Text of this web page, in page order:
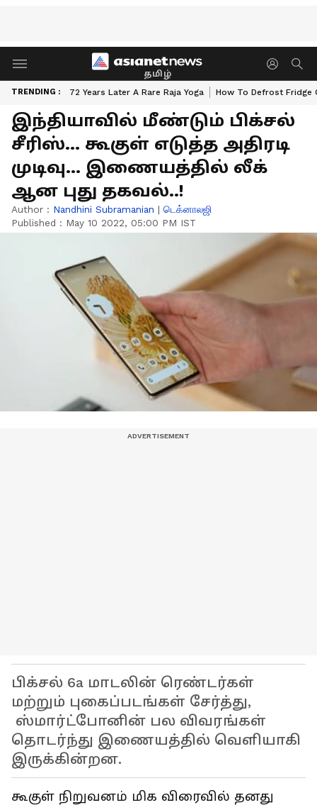
தமிழ்
TRENDING : 72 Years Later A Rare Raja Yoga How To Defrost Fridge
இந்தியாவில் மீண்டும் பிக்சல்
சீரிஸ்... கூகுள் எடுத்த அதிரடி
முடிவு... இணையத்தில் லீக்
ஆன புது தகவல்..!
Author : Nandhini Subramanian | டெக்னாலஜி
Published : May 10 2022, 05:00 PM IST
பிக்சல் 6a மாடலின் ரெண்டர்கள்
மற்றும் புகைப்படங்கள் சேர்த்து,
ஸ்மார்ட்போனின் பல விவரங்கள்
தொடர்ந்து இணையத்தில் வெளியாகி
இருக்கின்றன.
கூகுள் நிறுவனம் மிக விரைவில் தனது